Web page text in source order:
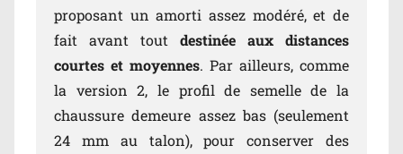
proposant un amorti assez modéré, et de
fait avant tout destinée aux distances
courtes et moyennes. Par ailleurs, comme
la version 2, le profil de semelle de la
chaussure demeure assez bas (seulement
24 mm au talon), pour conserver des